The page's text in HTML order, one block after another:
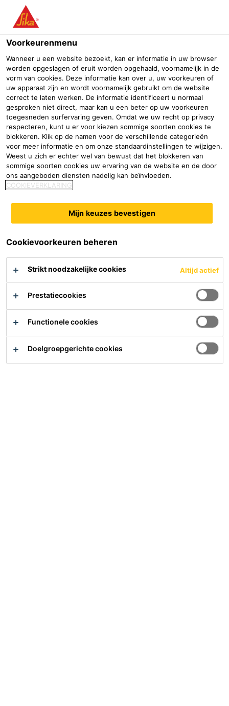
Menu
Industriële vloeren
Bouw Vloersystemen Industriële vloeren
Vloeren in industriële ruimtes hebben het zwaar te
verduren. De vloeren moeten bestand zijn tegen
intensief gebruik, mechanische belasting, bijtende
vloeistof, hoge temperaturen en zware impact.
Zorg voor een veilige basis met Sika vloersystemen!
Sika heeft vloeren voor diverse
ruimtes
Voorkeurenmenu
Wanneer u een website bezoekt, kan er informatie in uw browser
worden opgeslagen of eruit worden opgehaald, voornamelijk in de
vorm van cookies. Deze informatie kan over u, uw voorkeuren of
uw apparaat zijn en wordt voornamelijk gebruikt om de website
correct te laten werken. De informatie identificeert u normaal
gesproken niet direct, maar kan u een beter op uw voorkeuren
toegesneden surfervaring geven. Omdat we uw recht op privacy
respecteren, kunt u er voor kiezen sommige soorten cookies te
blokkeren. Klik op de namen voor de verschillende categorieën
voor meer informatie en om onze standaardinstellingen te wijzigen.
Weest u zich er echter wel van bewust dat het blokkeren van
sommige soorten cookies uw ervaring van de website en de door
ons aangeboden diensten nadelig kan beïnvloeden.
COOKIEVERKLARING
Mijn keuzes bevestigen
Cookievoorkeuren beheren
Strikt noodzakelijke cookies Altijd actief
Prestatiecookies
Functionele cookies
Doelgroepgerichte cookies